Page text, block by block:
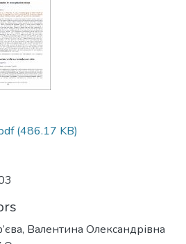
(486.17 KB)
Валентина Олександрівна